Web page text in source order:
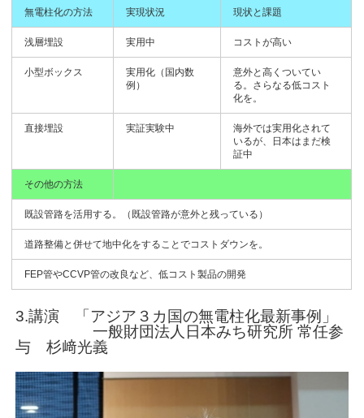
無電柱化の方法 実現状況 現状と課題
浅層埋設 実用中 コストが高い
小型ボックス
実用化（国内数
例）
意外と高くついてい
る。さらなる低コスト
化を。
直接埋設 実証実験中
海外では実用化されて
いるが、日本はまだ検
証中
その他の方法
既設管路を活用する。（既設管路が意外と残っている）
道路整備と併せて地中化をすることでコストダウンを。
FEP管やCCVP管の改良など、低コスト製品の開発
3.講演 「アジア３カ国の無電柱化最新事例」
一般財団法人日本みち研究所 常任参
与 杉﨑光義